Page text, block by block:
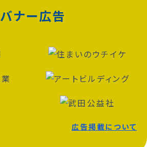
バナー広告
広告掲載について